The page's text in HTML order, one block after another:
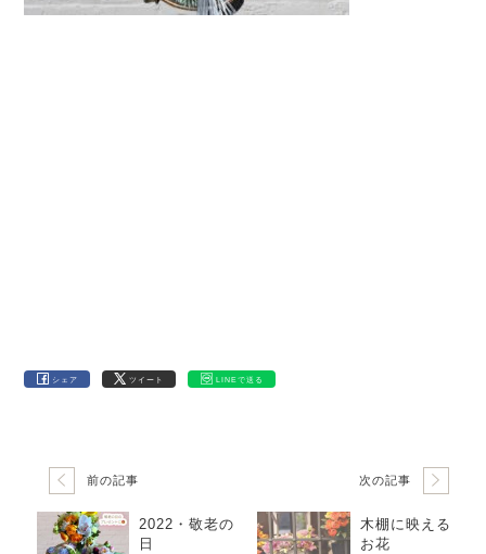
シェア ツイート LINEで送る
前の記事
2022・敬老の
日
次の記事
木棚に映える
お花